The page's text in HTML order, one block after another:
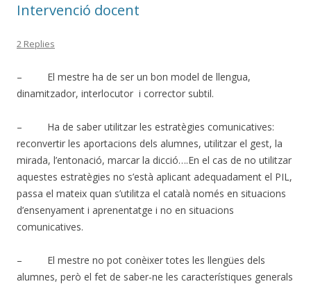
Intervenció docent
2 Replies
– El mestre ha de ser un bon model de llengua,
dinamitzador, interlocutor i corrector subtil.
– Ha de saber utilitzar les estratègies comunicatives:
reconvertir les aportacions dels alumnes, utilitzar el gest, la
mirada, l’entonació, marcar la dicció….En el cas de no utilitzar
aquestes estratègies no s’està aplicant adequadament el PIL,
passa el mateix quan s’utilitza el català només en situacions
d’ensenyament i aprenentatge i no en situacions
comunicatives.
– El mestre no pot conèixer totes les llengües dels
alumnes, però el fet de saber-ne les característiques generals